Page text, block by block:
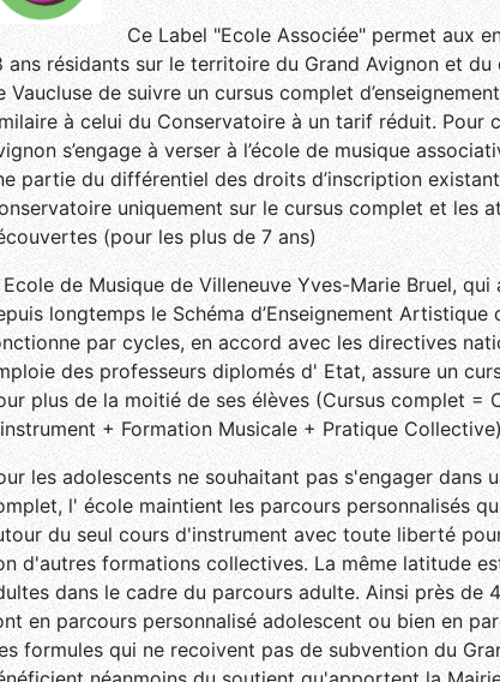
Ce Label "Ecole Associée" permet aux
ans résidants sur le territoire du Grand Avignon et du
Vaucluse de suivre un cursus complet
à celui du Conservatoire à un tarif réduit. Pour
s’engage à verser à l’école de musique
partie du différentiel des droits d’inscription
uniquement sur le cursus complet et les
(pour les plus de 7 ans)
de Musique de Villeneuve Yves-Marie Bruel, qui
longtemps le Schéma d’Enseignement Artistique
par cycles, en accord avec les directives
des professeurs diplomés d' Etat, assure un
plus de la moitié de ses élèves (Cursus complet =
+ Formation Musicale + Pratique Collective)
les adolescents ne souhaitant pas s'engager dans
l' école maintient les parcours personnalisés
du seul cours d'instrument avec toute liberté
d'autres formations collectives. La même latitude
dans le cadre du parcours adulte. Ainsi près de
en parcours personnalisé adolescent ou bien en
formules qui ne recoivent pas de subvention du